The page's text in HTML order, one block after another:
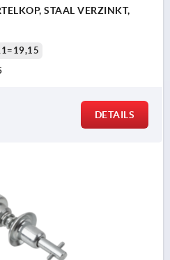
STAAL VERZINKT,
DETAILS